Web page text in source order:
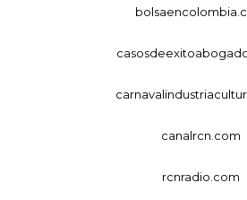
canalrcn.com
rcnradio.com